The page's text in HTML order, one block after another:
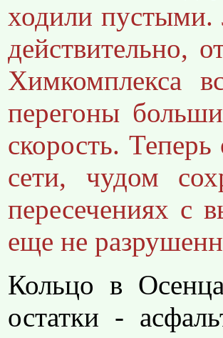
ходили
действительно,
Химкомплекса
перегоны
скорость.
сети, чудом
пересечениях с
еще не
Кольцо в
остатки -